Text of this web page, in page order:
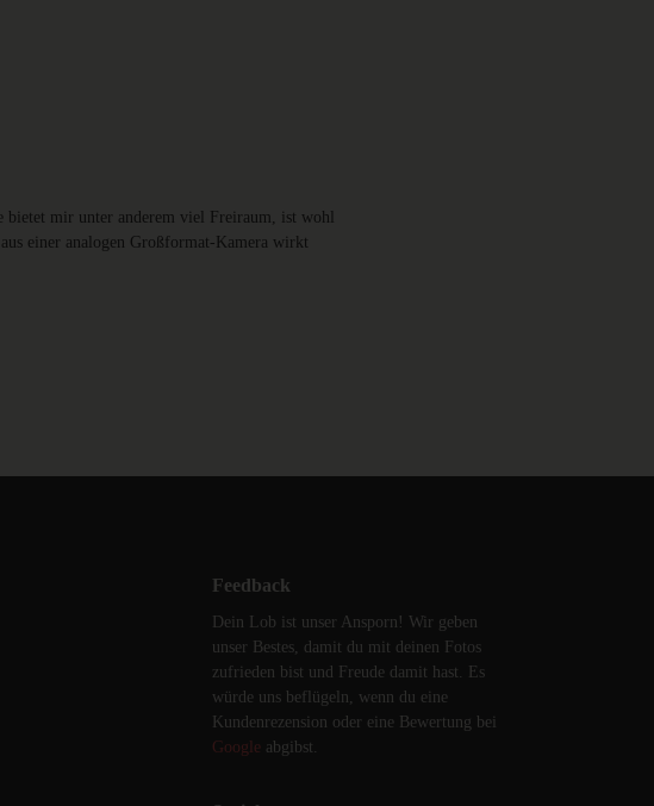
bietet mir unter anderem viel Freiraum, ist wohl
einer analogen Großformat-Kamera wirkt
Feedback
Dein Lob ist unser Ansporn! Wir geben
unser Bestes, damit du mit deinen Fotos
zufrieden bist und Freude damit hast. Es
würde uns beflügeln, wenn du eine
Kundenrezension oder eine Bewertung bei
Google abgibst.